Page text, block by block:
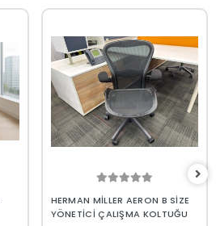
HERMAN MİLLER AERON B SİZE
YÖNETİCİ ÇALIŞMA KOLTUĞU